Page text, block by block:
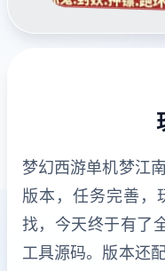
梦幻西游单机梦江
版本，任务完善，
找，今天终于有了
工具源码。版本还